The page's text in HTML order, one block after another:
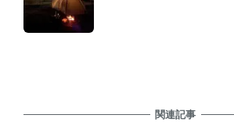
関連記事